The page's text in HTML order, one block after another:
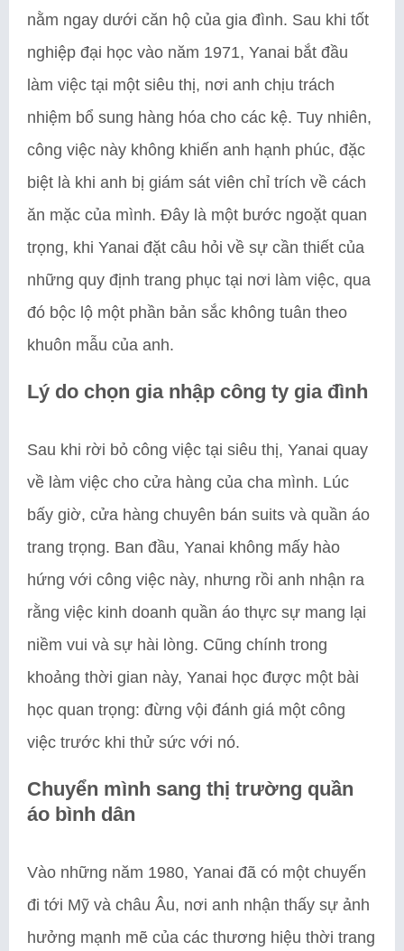
nằm ngay dưới căn hộ của gia đình. Sau khi tốt
nghiệp đại học vào năm 1971, Yanai bắt đầu
làm việc tại một siêu thị, nơi anh chịu trách
nhiệm bổ sung hàng hóa cho các kệ. Tuy nhiên,
công việc này không khiến anh hạnh phúc, đặc
biệt là khi anh bị giám sát viên chỉ trích về cách
ăn mặc của mình. Đây là một bước ngoặt quan
trọng, khi Yanai đặt câu hỏi về sự cần thiết của
những quy định trang phục tại nơi làm việc, qua
đó bộc lộ một phần bản sắc không tuân theo
khuôn mẫu của anh.
Lý do chọn gia nhập công ty gia đình
Sau khi rời bỏ công việc tại siêu thị, Yanai quay
về làm việc cho cửa hàng của cha mình. Lúc
bấy giờ, cửa hàng chuyên bán suits và quần áo
trang trọng. Ban đầu, Yanai không mấy hào
hứng với công việc này, nhưng rồi anh nhận ra
rằng việc kinh doanh quần áo thực sự mang lại
niềm vui và sự hài lòng. Cũng chính trong
khoảng thời gian này, Yanai học được một bài
học quan trọng: đừng vội đánh giá một công
việc trước khi thử sức với nó.
Chuyển mình sang thị trường quần
áo bình dân
Vào những năm 1980, Yanai đã có một chuyến
đi tới Mỹ và châu Âu, nơi anh nhận thấy sự ảnh
hưởng mạnh mẽ của các thương hiệu thời trang